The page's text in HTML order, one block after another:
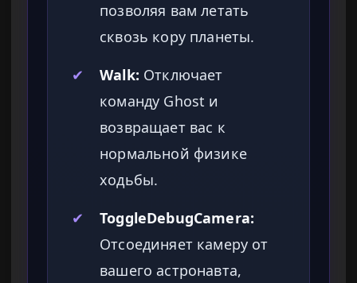
позволяя вам летать
сквозь кору планеты.
✔
Walk: Отключает
команду Ghost и
возвращает вас к
нормальной физике
ходьбы.
✔
ToggleDebugCamera:
Отсоединяет камеру от
вашего астронавта,